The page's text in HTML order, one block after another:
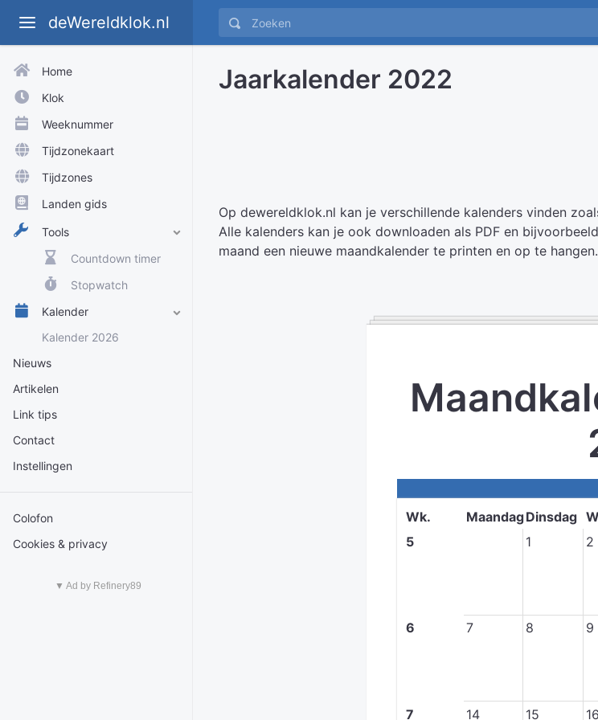
deWereldklok.nl
Home
Klok
Weeknummer
Tijdzonekaart
Tijdzones
Landen gids
Tools
Countdown timer
Stopwatch
Kalender
Kalender 2026
Nieuws
Artikelen
Link tips
Contact
Instellingen
Colofon
Cookies & privacy
▼ Ad by Refinery89
Jaarkalender 2022
Op dewereldklok.nl kan je verschillende kalenders vinden
Alle kalenders kan je ook downloaden als PDF en
maand een nieuwe maandkalender te printen en op te
Wk.
MaandagDinsdag
5
1 2
6 7 8 9
7 14 15 16